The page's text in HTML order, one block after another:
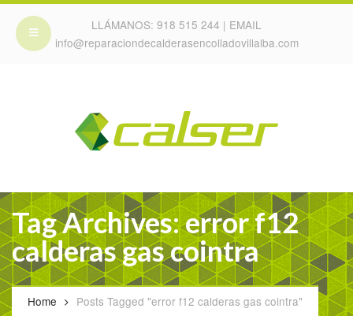
LLÁMANOS: 918 515 244 | EMAIL
info@reparaciondecalderasencolladovillalba.com
Tag Archives: error f12
calderas gas cointra
Home Posts Tagged "error f12 calderas gas cointra"